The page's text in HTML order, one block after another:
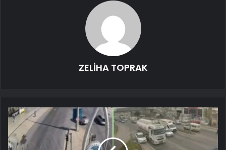
ZELİHA TOPRAK